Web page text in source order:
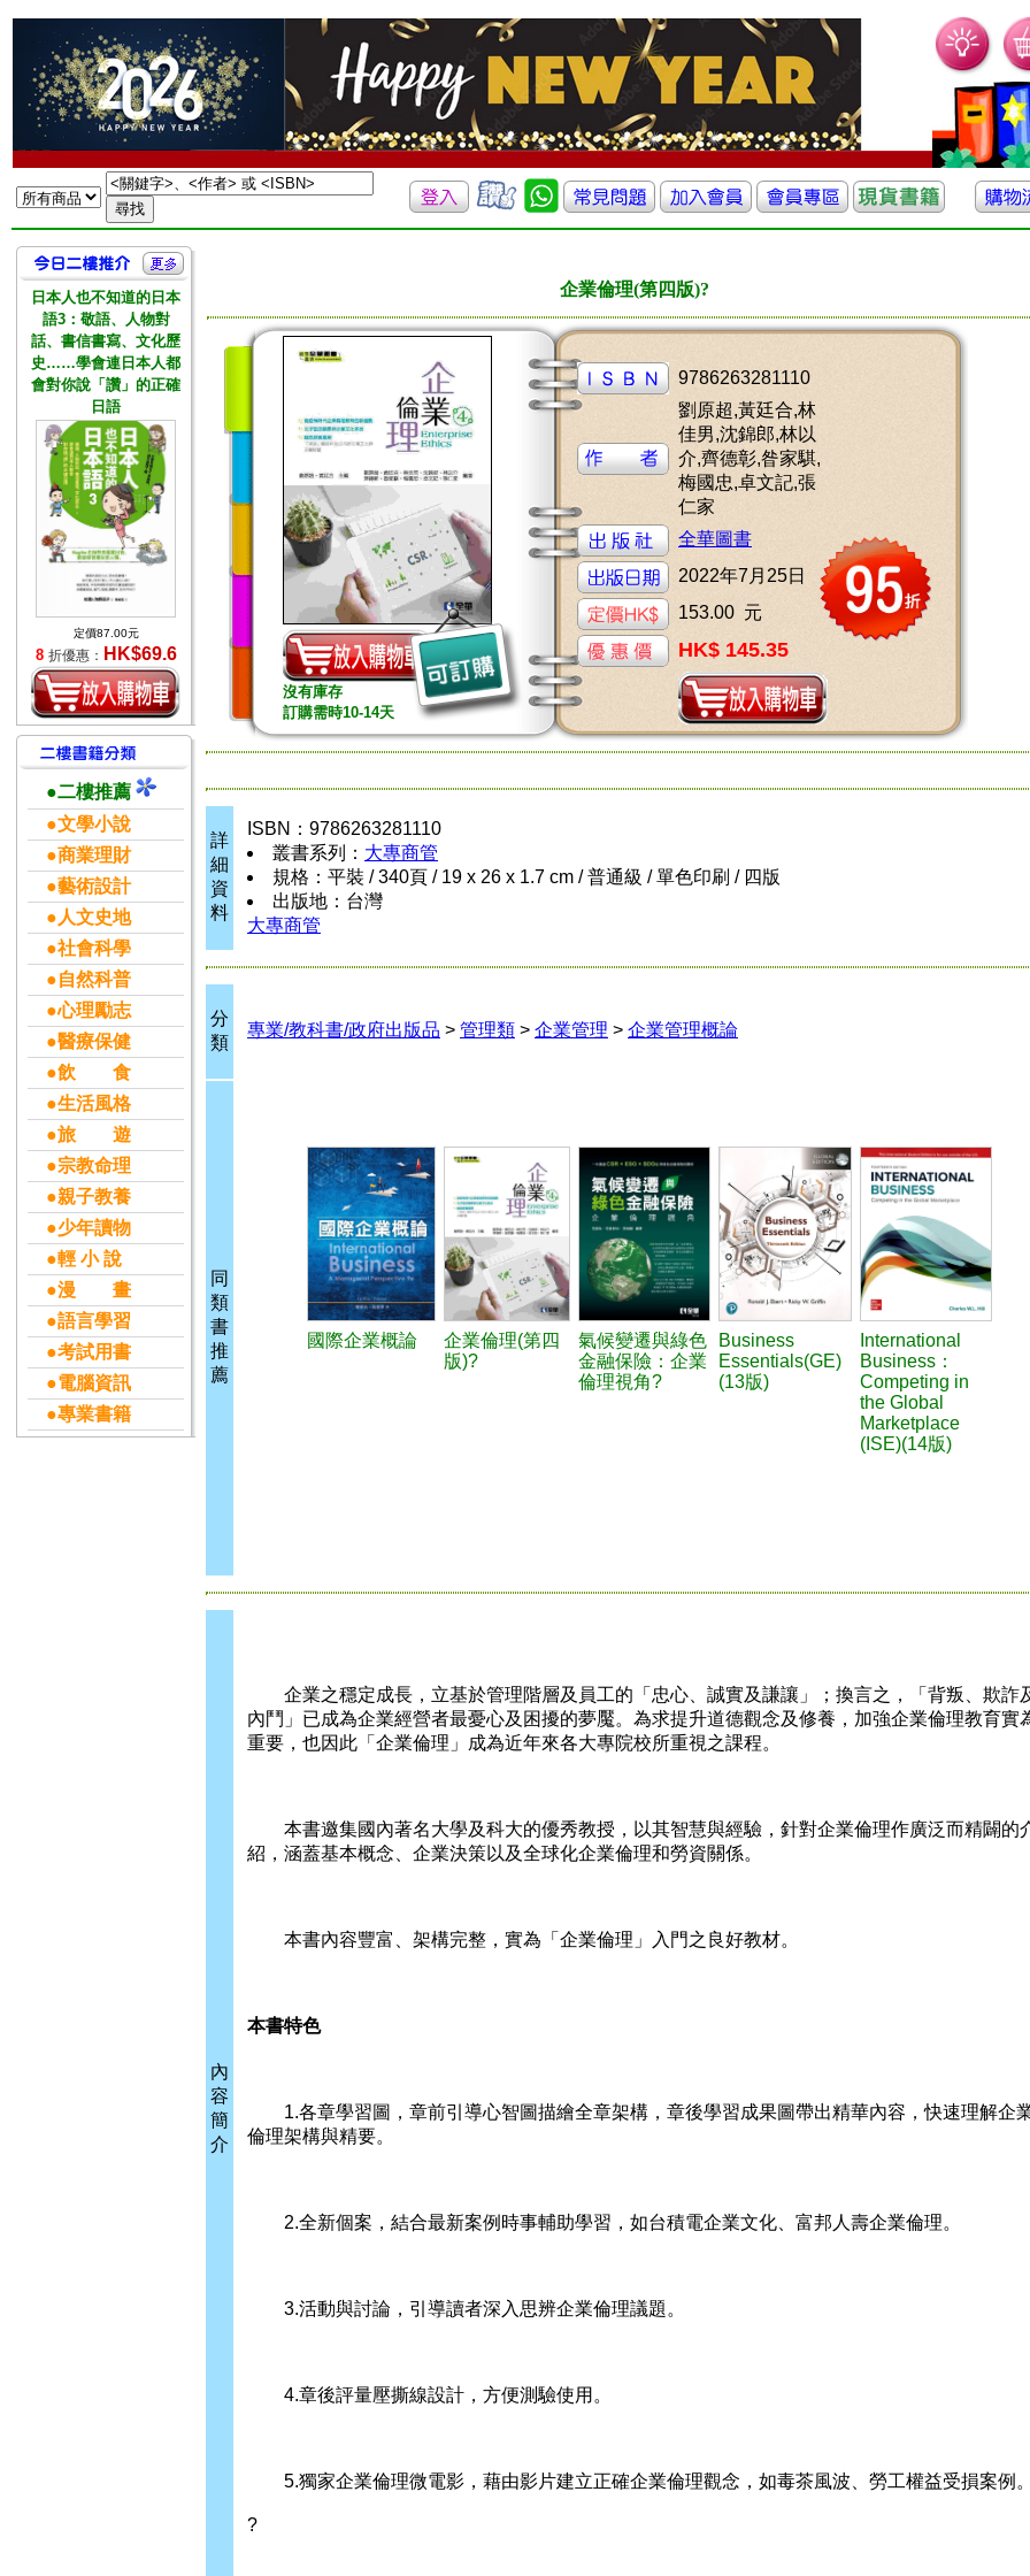
日本人也不知道的日本
語3：敬語、人物對
話、書信書寫、文化歷
史……學會連日本人都
會對你說「讚」的正確
日語
定價87.00元
8 折優惠： HK$69.6
●二樓推薦
●文學小說
●商業理財
●藝術設計
●人文史地
●社會科學
●自然科普
●心理勵志
●醫療保健
●飲 食
●生活風格
●旅 遊
●宗教命理
●親子教養
●少年讀物
●輕 小 說
●漫 畫
●語言學習
●考試用書
●電腦資訊
●專業書籍
企業倫理(第四版)?
沒有庫存
訂購需時10-14天
9786263281110
劉原超,黃廷合,林
佳男,沈錦郎,林以
介,齊德彰,昝家騏,
梅國忠,卓文記,張
仁家
全華圖書
2022年7月25日
153.00 元
HK$ 145.35
詳
細
資
料
ISBN：9786263281110
叢書系列： 大專商管
規格：平裝 / 340頁 / 19 x 26 x 1.7 cm / 普通級 / 單色印刷 / 四版
出版地：台灣
大專商管
分
類
專業/教科書/政府出版品 > 管理類 > 企業管理 > 企業管理概論
同
類
書
推
薦
國際企業概論
企業倫理(第四
版)?
氣候變遷與綠色
金融保險：企業
倫理視角?
Business
Essentials(GE)
(13版)
International
Business：
Competing in
the Global
Marketplace
(ISE)(14版)
內
容
簡
介
企業之穩定成長，立基於管理階層及員工的「忠心、誠實及謙讓」；換言之，「背叛、欺詐
內鬥」已成為企業經營者最憂心及困擾的夢魘。為求提升道德觀念及修養，加強企業倫理教育實
重要，也因此「企業倫理」成為近年來各大專院校所重視之課程。
本書邀集國內著名大學及科大的優秀教授，以其智慧與經驗，針對企業倫理作廣泛而精闢的
紹，涵蓋基本概念、企業決策以及全球化企業倫理和勞資關係。
本書內容豐富、架構完整，實為「企業倫理」入門之良好教材。
本書特色
1.各章學習圖，章前引導心智圖描繪全章架構，章後學習成果圖帶出精華內容，快速理解企
倫理架構與精要。
2.全新個案，結合最新案例時事輔助學習，如台積電企業文化、富邦人壽企業倫理。
3.活動與討論，引導讀者深入思辨企業倫理議題。
4.章後評量壓撕線設計，方便測驗使用。
5.獨家企業倫理微電影，藉由影片建立正確企業倫理觀念，如毒茶風波、勞工權益受損案例。
?